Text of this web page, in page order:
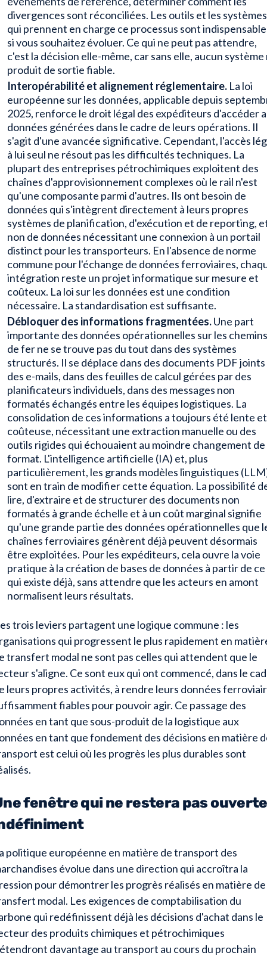
divergences sont réconciliées. Les outils et les systèmes
qui prennent en charge ce processus sont
si vous souhaitez évoluer. Ce qui ne peut pas attendre,
c'est la décision elle-même, car sans elle, aucun système
produit de sortie fiable.
Interopérabilité et alignement réglementaire. La loi
européenne sur les données, applicable depuis
2025, renforce le droit légal des expéditeurs d'accéder
données générées dans le cadre de leurs opérations. Il
s'agit d'une avancée significative. Cependant, l'accès
à lui seul ne résout pas les difficultés techniques. La
plupart des entreprises pétrochimiques exploitent des
chaînes d'approvisionnement complexes où le rail n'est
qu'une composante parmi d'autres. Ils ont besoin de
données qui s'intègrent directement à leurs propres
systèmes de planification, d'exécution et de reporting,
non de données nécessitant une connexion à un portail
distinct pour les transporteurs. En l'absence de norme
commune pour l'échange de données ferroviaires,
intégration reste un projet informatique sur mesure et
coûteux. La loi sur les données est une condition
nécessaire. La standardisation est suffisante.
Débloquer des informations fragmentées.Une part
importante des données opérationnelles sur les chemins
de fer ne se trouve pas du tout dans des systèmes
structurés. Il se déplace dans des documents PDF joints
des e-mails, dans des feuilles de calcul gérées par des
planificateurs individuels, dans des messages non
formatés échangés entre les équipes logistiques. La
consolidation de ces informations a toujours été lente et
coûteuse, nécessitant une extraction manuelle ou des
outils rigides qui échouaient au moindre changement de
format. L'intelligence artificielle (IA) et, plus
particulièrement, les grands modèles linguistiques
sont en train de modifier cette équation. La possibilité
lire, d'extraire et de structurer des documents non
formatés à grande échelle et à un coût marginal signifie
qu'une grande partie des données opérationnelles que
chaînes ferroviaires génèrent déjà peuvent désormais
être exploitées. Pour les expéditeurs, cela ouvre la voie
pratique à la création de bases de données à partir de ce
qui existe déjà, sans attendre que les acteurs en amont
normalisent leurs résultats.
trois leviers partagent une logique commune : les
qui progressent le plus rapidement en
transfert modal ne sont pas celles qui attendent que le
s'aligne. Ce sont eux qui ont commencé, dans le
leurs propres activités, à rendre leurs données
fiables pour pouvoir agir. Ce passage des
en tant que sous-produit de la logistique aux
en tant que fondement des décisions en matière
est celui où les progrès les plus durables sont
fenêtre qui ne restera pas ouverte
politique européenne en matière de transport des
évolue dans une direction qui accroîtra la
pour démontrer les progrès réalisés en matière de
modal. Les exigences de comptabilisation du
qui redéfinissent déjà les décisions d'achat dans le
des produits chimiques et pétrochimiques
davantage au transport au cours du prochain